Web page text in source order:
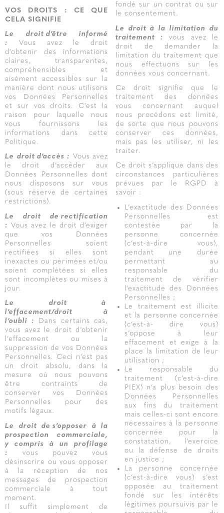
VOS DROITS : CE QUE
CELA SIGNIFIE
Le droit d’être informé
:
Vous avez le droit
d’obtenir des informations
claires, transparentes,
compréhensibles et
aisément accessibles sur la
manière dont nous utilisons
vos Données Personnelles
et sur vos droits. C’est la
raison pour laquelle nous
vous fournissons les
informations dans cette
Politique.
Le droit d’accès : Vous avez
le droit d’accéder aux
Données Personnelles dont
nous disposons sur vous
(sous réserve de certaines
restrictions).
Le droit de rectification
: Vous avez le droit d’exiger
que vos Données
Personnelles soient
rectifiées si elles sont
inexactes ou périmées et/ou
soient complétées si elles
sont incomplètes ou mises à
jour.
Le droit à
l’effacement/droit à
l’oubli :
Dans certains cas,
vous avez le droit d’obtenir
l’effacement ou la
suppression de vos Données
Personnelles. Ceci n’est pas
un droit absolu, dans la
mesure où nous pouvons
être contraints de
conserver vos Données
Personnelles pour des
motifs légaux.
Le droit de s’opposer à la
prospection commerciale,
y compris à un profilage
:
vous pouvez vous
désinscrire ou vous opposer
à la réception de nos
messages de prospection
commerciale à tout
moment.
Il suffit simplement de
fondé sur un contrat ou sur
le consentement.
Le droit à la limitation du
traitement :
vous avez le
droit de demander la
limitation du traitement que
nous effectuons sur les
données vous concernant.
Ce droit signifie que le
traitement des données
vous concernant auquel
nous procédons est limité,
de sorte que nous pouvons
conserver ces données,
mais pas les utiliser, ni les
traiter.
Ce droit s’applique dans des
circonstances particulières
prévues par le RGPD à
savoir :
L’exactitude des Données
Personnelles est
contestée par la
personne concernée
(c’est-à-dire vous),
pendant une durée
permettant au
responsable du
traitement de vérifier
l’exactitude des Données
Personnelles ;
Le traitement est illicite
et la personne concernée
(c’est-à- dire vous)
s’oppose à leur
effacement et exige à la
place la limitation de leur
utilisation ;
Le responsable du
traitement (c’est-à-dire
PIEX) n’a plus besoin des
Données Personnelles
aux fins du traitement
mais celles-ci sont encore
nécessaires à la personne
concernée pour la
constatation, l’exercice
ou la défense de droits
en justice ;
La personne concernée
(c’est-à-dire vous) s’est
opposée au traitement
fondé sur les intérêts
légitimes poursuivis par le